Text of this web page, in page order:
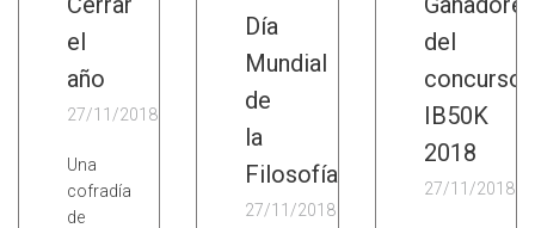
el
año
27/11/2018
Una
cofradía
de
Día
Mundial
de
la
Filosofía
27/11/2018
del
concurso
IB50K
2018
27/11/2018